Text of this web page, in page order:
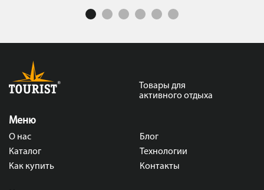
Товары для
активного отдыха
Меню
О нас
Каталог
Как купить
Блог
Технологии
Контакты